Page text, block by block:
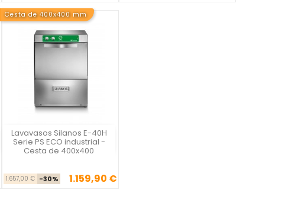
Cesta de 400x400 mm
Lavavasos Silanos E-40H
Serie PS ECO industrial -
Cesta de 400x400
Precio base
1.657,00 € -30% Precio
1.159,90 €

Vista rápida